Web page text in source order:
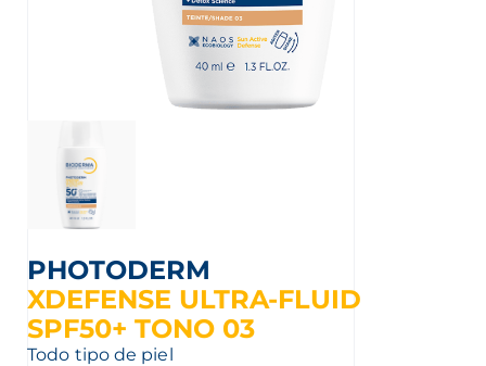
PHOTODERM
XDEFENSE ULTRA-FLUID
SPF50+ TONO 03
Todo tipo de piel